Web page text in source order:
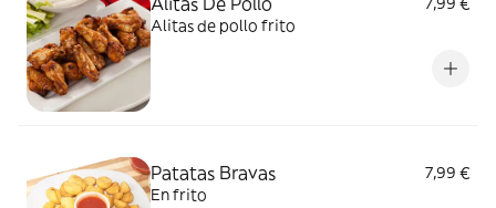
Alitas de pollo frito
Patatas Bravas
7,99 €
En frito